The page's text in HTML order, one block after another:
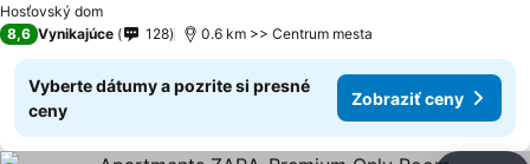
Hosťovský dom
8,6 Vynikajúce 128 0.6 km >> Centrum mesta
Vyberte dátumy a pozrite si presné
ceny
Zobraziť ceny